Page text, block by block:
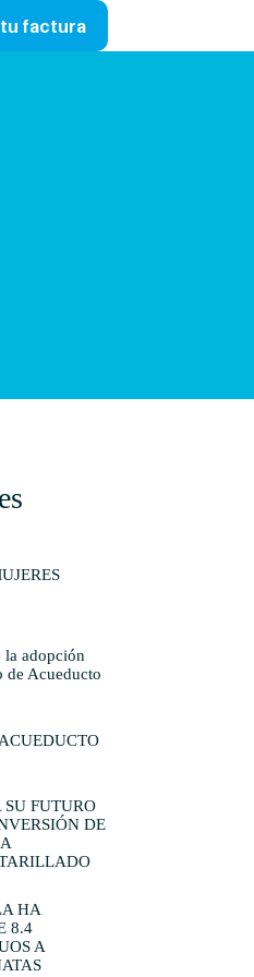
tu factura
la adopción
de Acueducto
FUTURO
DE
HA
8.4
A